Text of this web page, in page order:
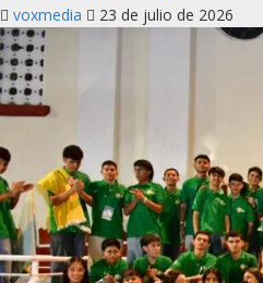
voxmedia 23 de julio de 2026